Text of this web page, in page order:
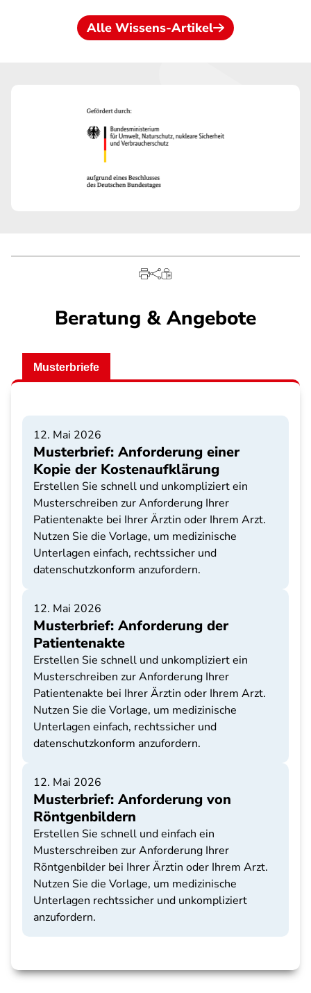
Alle Wissens-Artikel
Beratung & Angebote
Musterbriefe
12. Mai 2026
Musterbrief: Anforderung einer
Kopie der Kostenaufklärung
Erstellen Sie schnell und unkompliziert ein
Musterschreiben zur Anforderung Ihrer
Patientenakte bei Ihrer Ärztin oder Ihrem Arzt.
Nutzen Sie die Vorlage, um medizinische
Unterlagen einfach, rechtssicher und
datenschutzkonform anzufordern.
12. Mai 2026
Musterbrief: Anforderung der
Patientenakte
Erstellen Sie schnell und unkompliziert ein
Musterschreiben zur Anforderung Ihrer
Patientenakte bei Ihrer Ärztin oder Ihrem Arzt.
Nutzen Sie die Vorlage, um medizinische
Unterlagen einfach, rechtssicher und
datenschutzkonform anzufordern.
12. Mai 2026
Musterbrief: Anforderung von
Röntgenbildern
Erstellen Sie schnell und einfach ein
Musterschreiben zur Anforderung Ihrer
Röntgenbilder bei Ihrer Ärztin oder Ihrem Arzt.
Nutzen Sie die Vorlage, um medizinische
Unterlagen rechtssicher und unkompliziert
anzufordern.